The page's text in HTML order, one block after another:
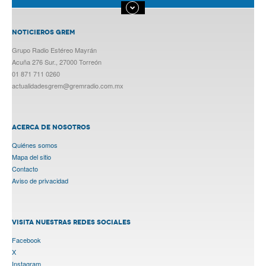
NOTICIEROS GREM
Grupo Radio Estéreo Mayrán
Acuña 276 Sur., 27000 Torreón
01 871 711 0260
actualidadesgrem@gremradio.com.mx
ACERCA DE NOSOTROS
Quiénes somos
Mapa del sitio
Contacto
Aviso de privacidad
VISITA NUESTRAS REDES SOCIALES
Facebook
X
Instagram